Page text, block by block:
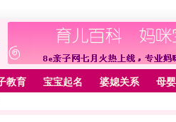
教育 宝宝起名 婆媳关系 母